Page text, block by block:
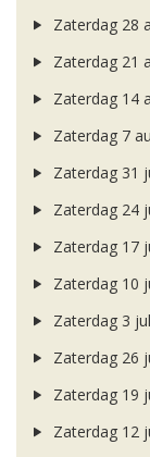
Zaterdag 28
Zaterdag 21
Zaterdag 14
Zaterdag 7
Zaterdag 31
Zaterdag 24
Zaterdag 17
Zaterdag 10
Zaterdag 3
Zaterdag 26
Zaterdag 19
Zaterdag 12